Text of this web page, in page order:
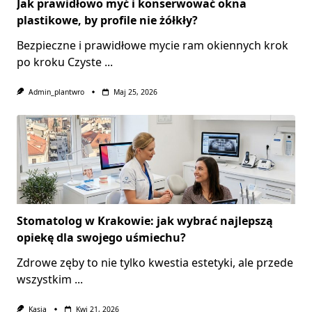
Jak prawidłowo myć i konserwować okna
plastikowe, by profile nie żółkły?
Bezpieczne i prawidłowe mycie ram okiennych krok
po kroku Czyste ...
Admin_plantwro Maj 25, 2026
Stomatolog w Krakowie: jak wybrać najlepszą
opiekę dla swojego uśmiechu?
Zdrowe zęby to nie tylko kwestia estetyki, ale przede
wszystkim ...
Kasia Kwi 21, 2026